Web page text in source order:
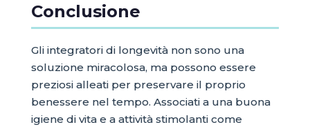
Conclusione
Gli integratori di longevità non sono una
soluzione miracolosa, ma possono essere
preziosi alleati per preservare il proprio
benessere nel tempo. Associati a una buona
igiene di vita e a attività stimolanti come